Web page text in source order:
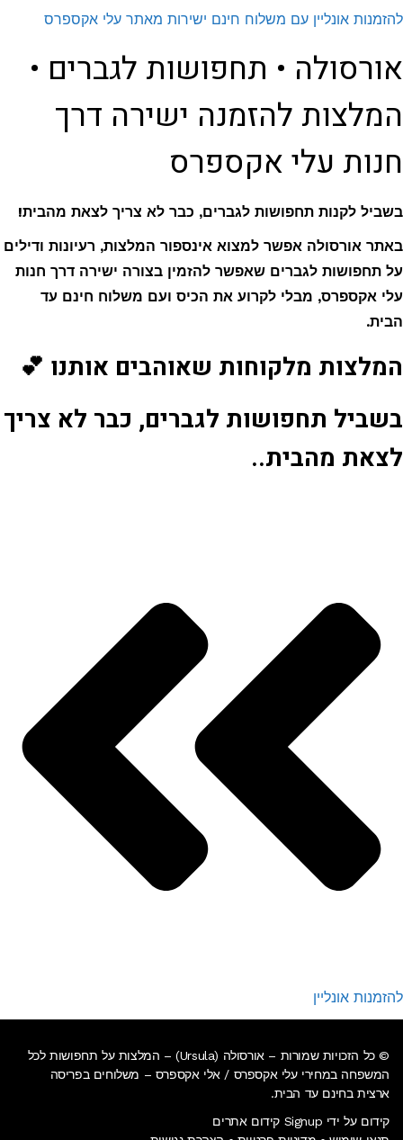
להזמנות אונליין עם משלוח חינם ישירות מאתר עלי אקספרס
אורסולה • תחפושות לגברים •
המלצות להזמנה ישירה דרך
חנות עלי אקספרס
בשביל לקנות תחפושות לגברים, כבר לא צריך לצאת מהבית!
באתר אורסולה אפשר למצוא אינספור המלצות, רעיונות ודילים
על תחפושות לגברים שאפשר להזמין בצורה ישירה דרך חנות
עלי אקספרס, מבלי לקרוע את הכיס ועם משלוח חינם עד
הבית.
המלצות מלקוחות שאוהבים אותנו 💕
בשביל תחפושות לגברים, כבר לא צריך
לצאת מהבית..
להזמנות אונליין
© כל הזכויות שמורות – אורסולה (Ursula) – המלצות על תחפושות לכל
המשפחה במחירי עלי אקספרס / אלי אקספרס – משלוחים בפריסה
ארצית בחינם עד הבית.
קידום על ידי Signup קידום אתרים